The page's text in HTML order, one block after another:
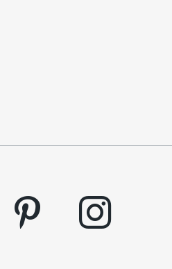
pinterest instagram